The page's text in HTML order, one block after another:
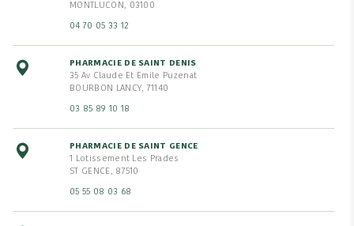
MONTLUCON, 03100
04 70 05 33 12
PHARMACIE DE SAINT DENIS
35 Av Claude Et Emile Puzenat
BOURBON LANCY, 71140
03 85 89 10 18
PHARMACIE DE SAINT GENCE
1 Lotissement Les Prades
ST GENCE, 87510
05 55 08 03 68